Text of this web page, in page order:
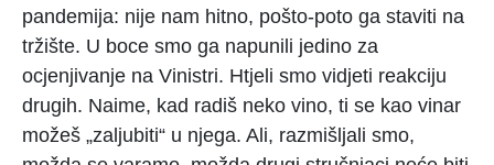
pandemija: nije nam hitno, pošto-poto ga staviti na
tržište. U boce smo ga napunili jedino za
ocjenjivanje na Vinistri. Htjeli smo vidjeti reakciju
drugih. Naime, kad radiš neko vino, ti se kao vinar
možeš „zaljubiti“ u njega. Ali, razmišljali smo,